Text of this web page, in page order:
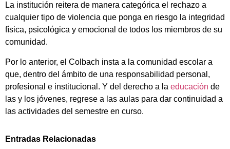
La institución reitera de manera categórica el rechazo a
cualquier tipo de violencia que ponga en riesgo la integridad
física, psicológica y emocional de todos los miembros de su
comunidad.
Por lo anterior, el Colbach insta a la comunidad escolar a
que, dentro del ámbito de una responsabilidad personal,
profesional e institucional. Y del derecho a la educación de
las y los jóvenes, regrese a las aulas para dar continuidad a
las actividades del semestre en curso.
Entradas Relacionadas